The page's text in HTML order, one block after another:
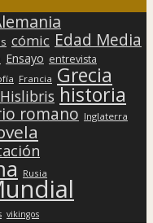
cómic Edad Media
Ensayo entrevista
Francia Grecia
Hislibris historia
romano Inglaterra
Rusia
vikingos